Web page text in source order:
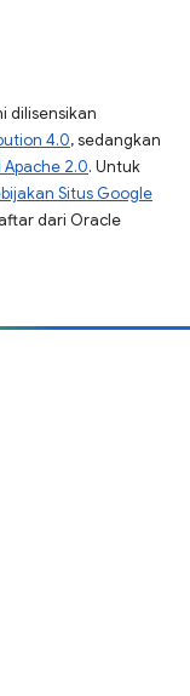
dilisensikan
4.0, sedangkan
Apache 2.0. Untuk
Situs Google
dari Oracle